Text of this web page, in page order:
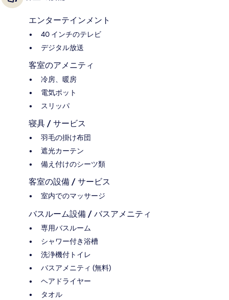
エンターテインメント
40 インチのテレビ
デジタル放送
客室のアメニティ
冷房、暖房
電気ポット
スリッパ
寝具 / サービス
羽毛の掛け布団
遮光カーテン
備え付けのシーツ類
客室の設備 / サービス
室内でのマッサージ
バスルーム設備 / バスアメニティ
専用バスルーム
シャワー付き浴槽
洗浄機付トイレ
バスアメニティ (無料)
ヘアドライヤー
タオル